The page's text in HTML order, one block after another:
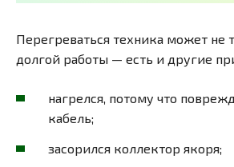
Перегреваться техника может не
долгой работы — есть и другие
нагрелся, потому что
кабель;
засорился коллектор якоря;